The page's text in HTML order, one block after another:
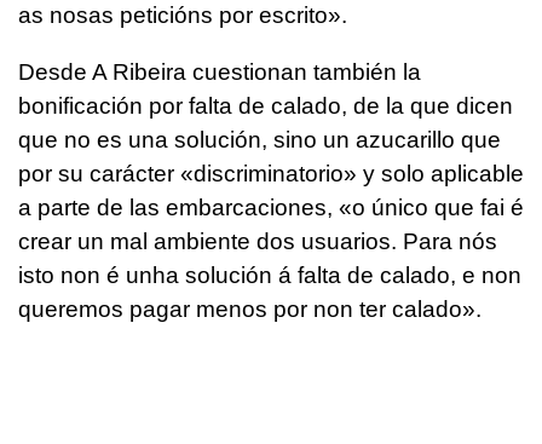
as nosas peticións por escrito».
Desde A Ribeira cuestionan también la
bonificación por falta de calado, de la que dicen
que no es una solución, sino un azucarillo que
por su carácter «discriminatorio» y solo aplicable
a parte de las embarcaciones, «o único que fai é
crear un mal ambiente dos usuarios. Para nós
isto non é unha solución á falta de calado, e non
queremos pagar menos por non ter calado».